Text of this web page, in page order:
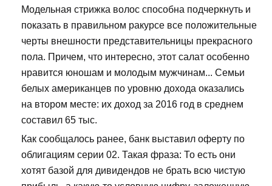
Модельная стрижка волос способна подчеркнуть и
показать в правильном ракурсе все положительные
черты внешности представительницы прекрасного
пола. Причем, что интересно, этот салат особенно
нравится юношам и молодым мужчинам... Семьи
белых американцев по уровню дохода оказались
на втором месте: их доход за 2016 год в среднем
составил 65 тыс.
Как сообщалось ранее, банк выставил оферту по
облигациям серии 02. Такая фраза: То есть они
хотят базой для дивидендов не брать всю чистую